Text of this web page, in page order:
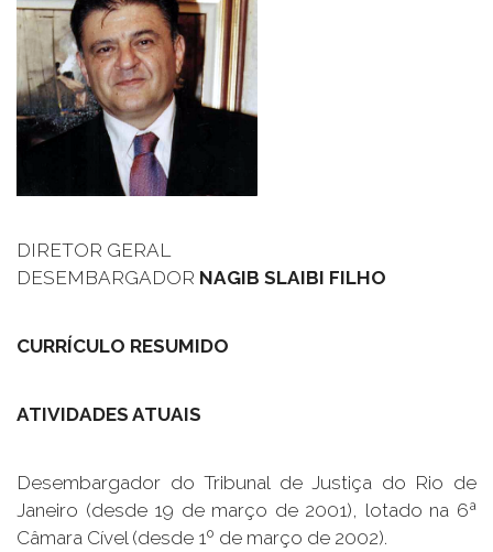
DIRETOR GERAL
DESEMBARGADOR NAGIB SLAIBI FILHO
CURRÍCULO RESUMIDO
ATIVIDADES ATUAIS
Desembargador do Tribunal de Justiça do Rio de
Janeiro (desde 19 de março de 2001), lotado na 6ª
Câmara Cível (desde 1º de março de 2002).